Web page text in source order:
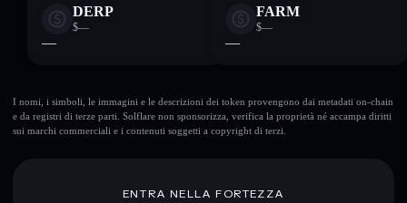
DERP
$—
—
FARM
$—
—
I nomi, i simboli, le immagini e le descrizioni dei token provengono dai metadati on-chain
e da registri di terze parti. Solflare non sponsorizza, verifica la proprietà né accampa diritti
sui marchi commerciali e i contenuti soggetti a copyright di terzi.
ENTRA NELLA FORTEZZA